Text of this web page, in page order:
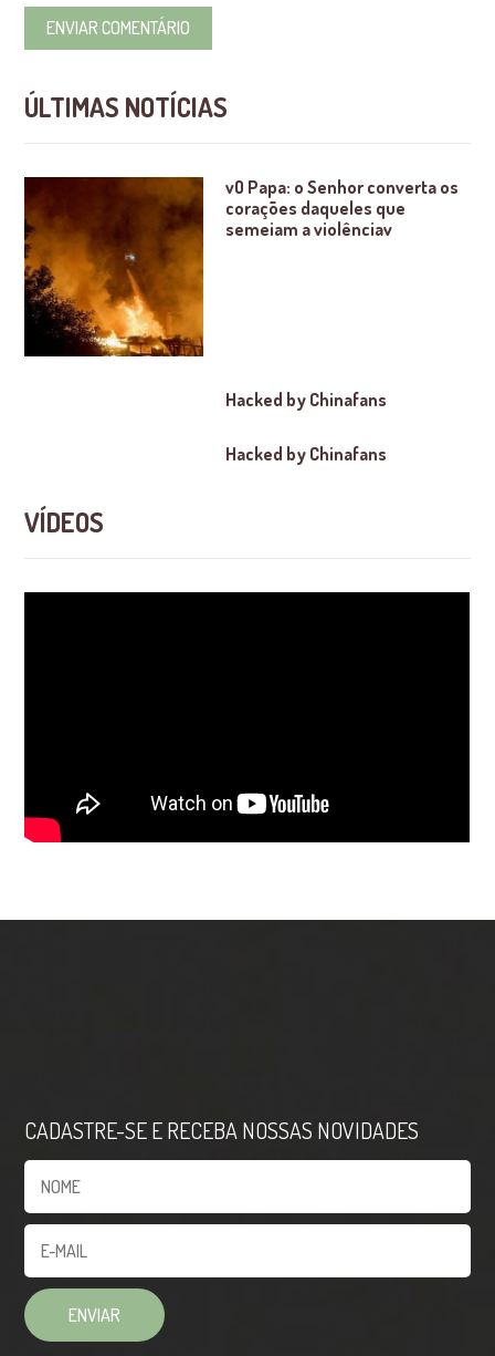
ÚLTIMAS NOTÍCIAS
vO Papa: o Senhor converta os
corações daqueles que
semeiam a violênciav
Hacked by Chinafans
Hacked by Chinafans
VÍDEOS
CADASTRE-SE E RECEBA NOSSAS NOVIDADES